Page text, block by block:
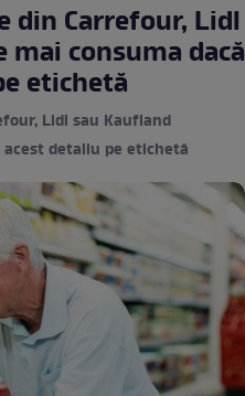
din Carrefour, Lidl
mai consuma dacă
etichetă
Lidl sau Kaufland
detaliu pe etichetă